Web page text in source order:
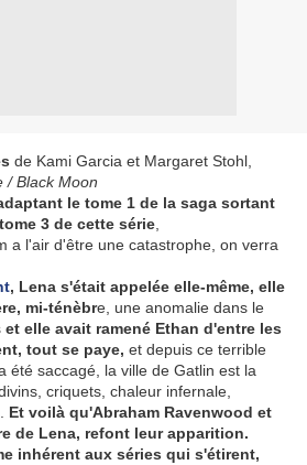
de Kami Garcia et Margaret Stohl,
/ Black Moon
le tome 1 de la saga sortant
3 de cette série
a l'air d'être une catastrophe, on verra
, Lena s'était appelée elle-même, elle
mi-ténèbre, une anomalie dans le
et elle avait ramené Ethan d'entre les
tout se paye, et depuis ce terrible
été saccagé, la ville de Gatlin est la
criquets, chaleur infernale,
Et voilà qu'Abraham Ravenwood et
de Lena, refont leur apparition.
inhérent aux séries qui s'étirent,